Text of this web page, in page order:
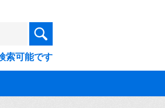
索可能です